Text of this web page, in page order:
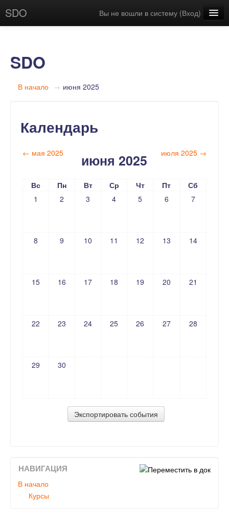
SDO Вы не вошли в систему (Вход)
SDO
В начало → июня 2025
Календарь
← мая 2025 июня 2025 июля 2025 →
Вс Пн Вт Ср Чт Пт
Сб
1
2 3 4 5 6 7
8 9 10 11 12 13 14
15 16 17 18 19 20 21
22 23 24 25 26 27 28
29 30
НАВИГАЦИЯ
В начало
Курсы